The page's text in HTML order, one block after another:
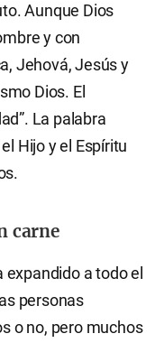
Aunque Dios
y con
Jehová, Jesús y
Dios. El
La palabra
Hijo y el Espíritu
carne
a todo el
personas
o no, pero muchos